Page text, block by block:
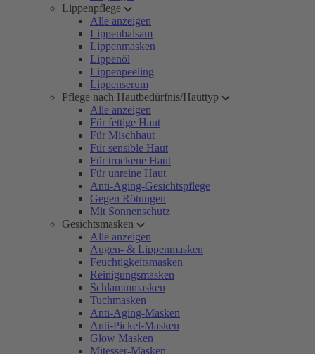
Lippenpflege
Alle anzeigen
Lippenbalsam
Lippenmasken
Lippenöl
Lippenpeeling
Lippenserum
Pflege nach Hautbedürfnis/Hauttyp
Alle anzeigen
Für fettige Haut
Für Mischhaut
Für sensible Haut
Für trockene Haut
Für unreine Haut
Anti-Aging-Gesichtspflege
Gegen Rötungen
Mit Sonnenschutz
Gesichtsmasken
Alle anzeigen
Augen- & Lippenmasken
Feuchtigkeitsmasken
Reinigungsmasken
Schlammmasken
Tuchmasken
Anti-Aging-Masken
Anti-Pickel-Masken
Glow Masken
Mitesser-Masken